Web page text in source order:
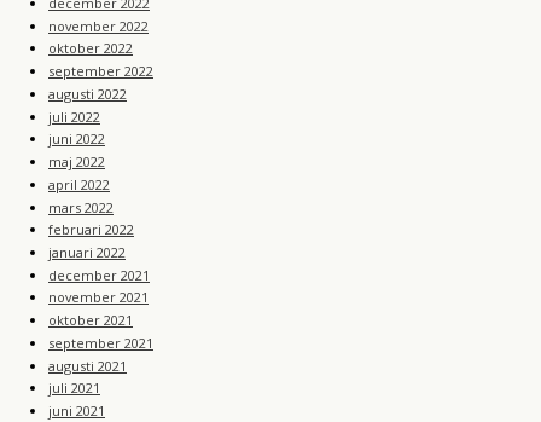
november 2022
oktober 2022
september 2022
augusti 2022
juli 2022
juni 2022
maj 2022
april 2022
mars 2022
februari 2022
januari 2022
december 2021
november 2021
oktober 2021
september 2021
augusti 2021
juli 2021
juni 2021